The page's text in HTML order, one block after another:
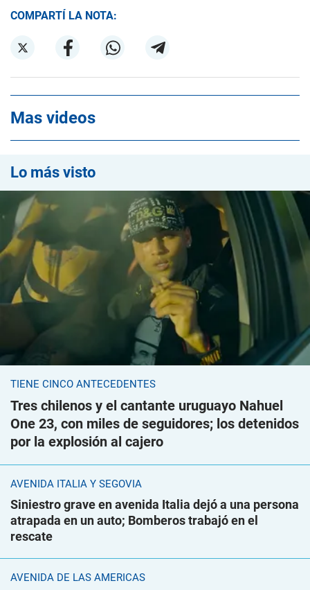
COMPARTÍ LA NOTA:
Mas videos
Lo más visto
TIENE CINCO ANTECEDENTES
Tres chilenos y el cantante uruguayo Nahuel
One 23, con miles de seguidores; los detenidos
por la explosión al cajero
AVENIDA ITALIA Y SEGOVIA
Siniestro grave en avenida Italia dejó a una persona
atrapada en un auto; Bomberos trabajó en el
rescate
AVENIDA DE LAS AMÉRICAS